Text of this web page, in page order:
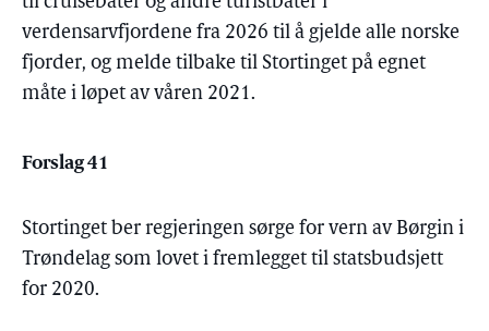
verdensarvfjordene fra 2026 til å gjelde alle norske
fjorder, og melde tilbake til Stortinget på egnet
måte i løpet av våren 2021.
Forslag 41
Stortinget ber regjeringen sørge for vern av Børgin i
Trøndelag som lovet i fremlegget til statsbudsjett
for 2020.